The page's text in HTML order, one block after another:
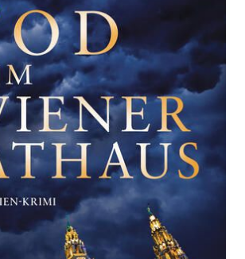
hinzufügen
"Wer Wien-Krimis liebt, kommt an
vorbei." (ORF Radio Wien)
22.04.2026
352 Seiten
ISBN: 978-3-
44249676-1